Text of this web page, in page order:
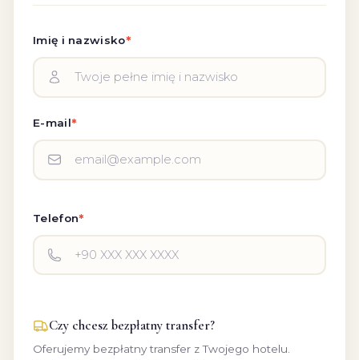
Imię i nazwisko*
E-mail*
Telefon*
Czy chcesz bezpłatny transfer?
Oferujemy bezpłatny transfer z Twojego hotelu.